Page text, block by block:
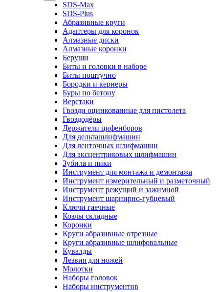
SDS-Max
SDS-Plus
Абразивные круги
Адаптеры для коронок
Алмазные диски
Алмазные коронки
Беруши
Биты и головки в наборе
Биты поштучно
Бородки и кернеры
Буры по бетону
Верстаки
Гвозди оцинкованные для пистолета
Гвоздодёры
Держатели цифенборов
Для дельташлифмашин
Для ленточных шлифмашин
Для эксцентриковых шлифмашин
Зубила и пики
Инструмент для монтажа и демонтажа
Инструмент измерительный и разметочный
Инструмент режущий и зажимной
Инструмент шарнирно-губцевый
Ключи гаечные
Козлы складные
Коронки
Круги абразивные отрезные
Круги абразивные шлифовальные
Кувалды
Лезвия для ножей
Молотки
Наборы головок
Наборы инструментов